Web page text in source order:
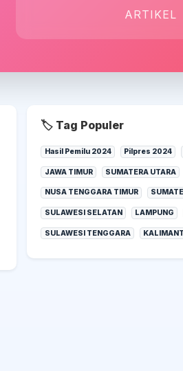
ARTIKEL
🏷️ Tag Populer
Hasil Pemilu 2024 Pilpres 2024
JAWA TIMUR SUMATERA UTARA
NUSA TENGGARA TIMUR
SULAWESI SELATAN LAMPUNG
SULAWESI TENGGARA